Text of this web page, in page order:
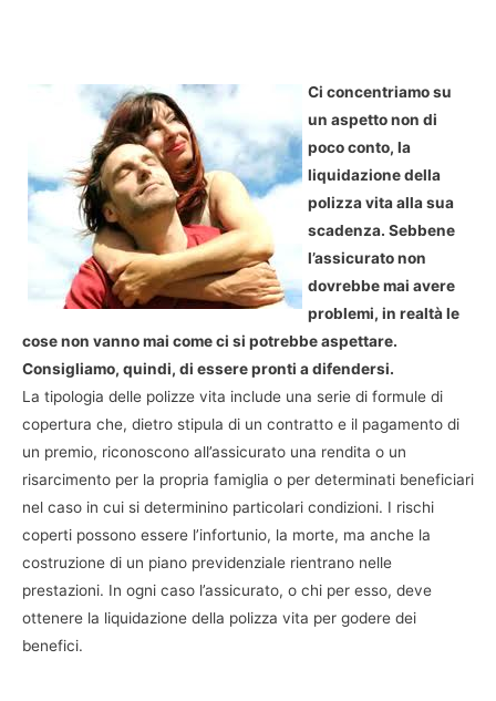
Ci concentriamo su
un aspetto non di
poco conto, la
liquidazione della
polizza vita alla sua
scadenza. Sebbene
l’assicurato non
dovrebbe mai avere
problemi, in realtà le
cose non vanno mai come ci si potrebbe aspettare.
Consigliamo, quindi, di essere pronti a difendersi.
La tipologia delle polizze vita include una serie di formule di
copertura che, dietro stipula di un contratto e il pagamento di
un premio, riconoscono all’assicurato una rendita o un
risarcimento per la propria famiglia o per determinati beneficiari
nel caso in cui si determinino particolari condizioni. I rischi
coperti possono essere l’infortunio, la morte, ma anche la
costruzione di un piano previdenziale rientrano nelle
prestazioni. In ogni caso l’assicurato, o chi per esso, deve
ottenere la liquidazione della polizza vita per godere dei
benefici.